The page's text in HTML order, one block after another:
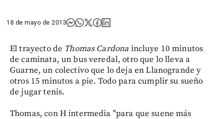
18 de mayo de 2013
El trayecto de Thomas Cardona incluye 10 minutos
de caminata, un bus veredal, otro que lo lleva a
Guarne, un colectivo que lo deja en Llanogrande y
otros 15 minutos a pie. Todo para cumplir su sueño
de jugar tenis.
Thomas, con H intermedia "para que suene más